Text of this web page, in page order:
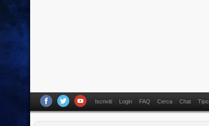
Iscriviti Login FAQ Cerca Chat